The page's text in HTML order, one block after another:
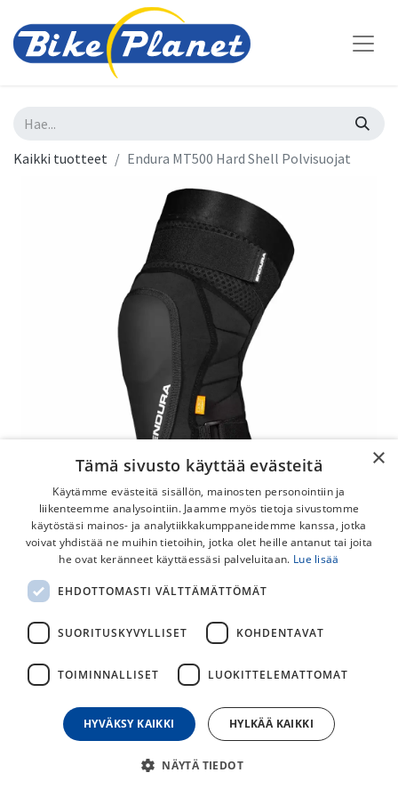
Kaikki tuotteet Endura MT500 Hard Shell Polvisuojat
Endura MT500 Hard Shell Polvisuojat
Endura MT500 Hard Shell polvisuojat.
119,00€
KAKSOISKOOT
×
Tämä sivusto käyttää evästeitä
Käytämme evästeitä sisällön, mainosten personointiin ja
liikenteemme analysointiin. Jaamme myös tietoja sivustomme
käytöstäsi mainos- ja analytiikkakumppaneidemme kanssa, jotka
voivat yhdistää ne muihin tietoihin, jotka olet heille antanut tai joita
he ovat keränneet käyttäessäsi palveluitaan. Lue lisää
EHDOTTOMASTI VÄLTTÄMÄTTÖMÄT
SUORITUSKYVYLLISET KOHDENTAVAT
TOIMINNALLISET LUOKITTELEMATTOMAT
HYVÄKSY KAIKKI HYLKÄÄ KAIKKI
NÄYTÄ TIEDOT